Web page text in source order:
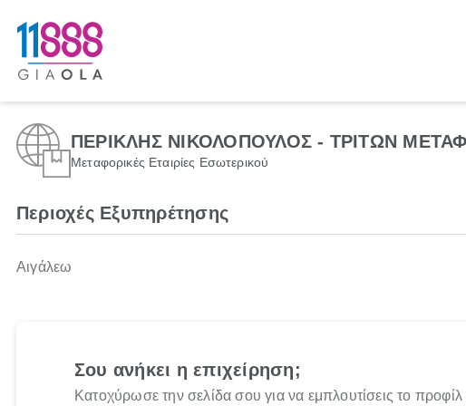
ΠΕΡΙΚΛΗΣ ΝΙΚΟΛΟΠΟΥΛΟΣ - ΤΡΙΤΩΝ
Μεταφορικές Εταιρίες Εσωτερικού
Περιοχές Εξυπηρέτησης
Αιγάλεω
Σου ανήκει η επιχείρηση;
Κατοχύρωσε την σελίδα σου για να εμπλουτίσεις το